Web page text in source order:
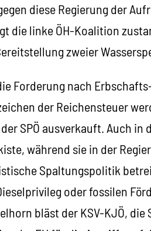
diese Regierung der
die linke ÖH-Koalition
zweier
Forderung nach
der Reichensteuer
SPÖ ausverkauft. Auch in
während sie in der
Spaltungspolitik
oder fossilen
bläst der KSV-KJÖ,